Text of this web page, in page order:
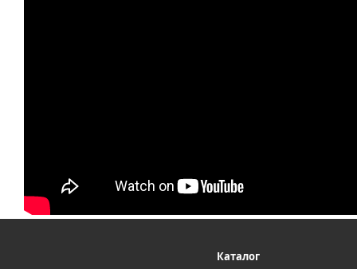
Каталог